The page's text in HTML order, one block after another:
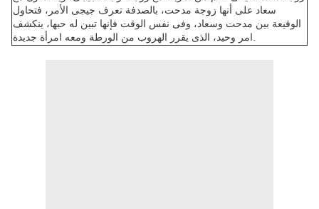
سعاد على أنها زوجة مدحت، بالصدفة تعرف جيجى الأمر، فتحاول
الوقيعة بين مدحت وسعاد، وفى نفس الوقت فإنها تبين له حبها، ينكشف